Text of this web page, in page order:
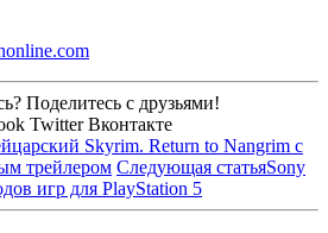
Поделитесь с друзьями!
Twitter Вконтакте
Skyrim. Return to Nangrim с
трейлером Следующая статьяSony
игр для PlayStation 5